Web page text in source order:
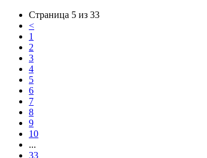
Страница 5 из 33
<
1
2
3
4
5
6
7
8
9
10
...
33